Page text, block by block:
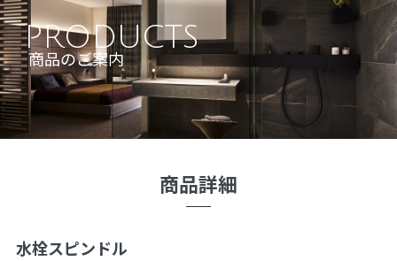
PRODUCTS
商品のご案内
商品詳細
水栓スピンドル